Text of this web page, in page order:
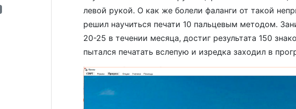
левой рукой. О как же болели фаланги от такой
решил научиться печати 10 пальцевым методом.
20-25 в течении месяца, достиг результата 150
пытался печатать вслепую и изредка заходил в